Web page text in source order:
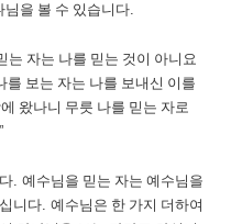
님을 볼 수 있습니다.
는 자는 나를 믿는 것이 아니요
를 보는 자는 나를 보내신 이를
왔나니 무릇 나를 믿는 자로
”
.예수님을 믿는 자는 예수님을
니다.예수님은 한 가지 더하여